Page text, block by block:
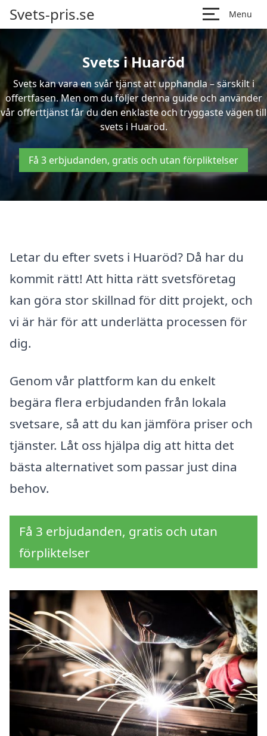
Svets-pris.se Menu
Svets i Huaröd
Svets kan vara en svår tjänst att upphandla – särskilt i
offertfasen. Men om du följer denna guide och använder
vår offerttjänst får du den enklaste och tryggaste vägen till
svets i Huaröd.
Få 3 erbjudanden, gratis och utan förpliktelser
Letar du efter svets i Huaröd? Då har du
kommit rätt! Att hitta rätt svetsföretag
kan göra stor skillnad för ditt projekt, och
vi är här för att underlätta processen för
dig.
Genom vår plattform kan du enkelt
begära flera erbjudanden från lokala
svetsare, så att du kan jämföra priser och
tjänster. Låt oss hjälpa dig att hitta det
bästa alternativet som passar just dina
behov.
Få 3 erbjudanden, gratis och utan
förpliktelser